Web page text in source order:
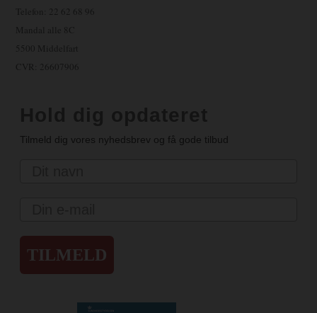
Telefon: 22 62 68 96
Mandal alle 8C
5500 Middelfart
CVR: 26607906
Tilmeld dig vores nyhedsbrev og få gode tilbud
TILMELD